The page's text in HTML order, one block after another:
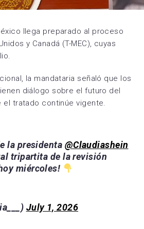
llega preparado al proceso
y Canadá (T-MEC), cuyas
la mandataria señaló que los
diálogo sobre el futuro del
tratado continúe vigente.
la presidenta @Claudiashein
tripartita de la revisión
miércoles!
July 1, 2026